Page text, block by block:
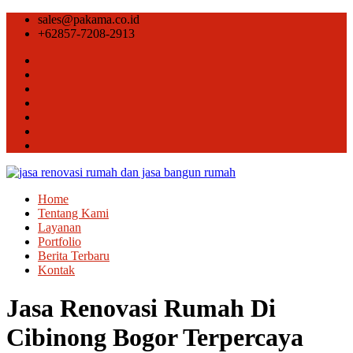
sales@pakama.co.id
+62857-7208-2913
Home
Tentang Kami
Layanan
Portfolio
Berita Terbaru
Kontak
Jasa Renovasi Rumah Di
Cibinong Bogor Terpercaya